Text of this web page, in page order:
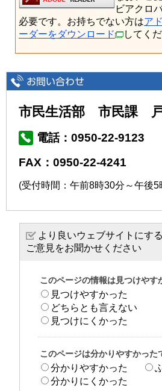
ビアクロ
必要です。お持ちでない方はア
ーダーをダウンロード
してくだ
市民生活部 市民課
電話：0950-22-9123
FAX：0950-22-4241
(受付時間：午前8時30分～午後5
より良いウェブサイトにす
ご意見をお聞かせください
このページの情報は見つけやす
見つけやすかった
どちらとも言えない
見つけにくかった
このページは分かりやすかった
分かりやすかった
分かりにくかった